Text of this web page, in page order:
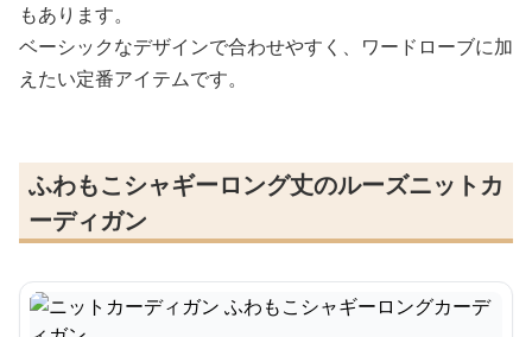
もあります。
ベーシックなデザインで合わせやすく、ワードローブに加
えたい定番アイテムです。
ふわもこシャギーロング丈のルーズニットカ
ーディガン